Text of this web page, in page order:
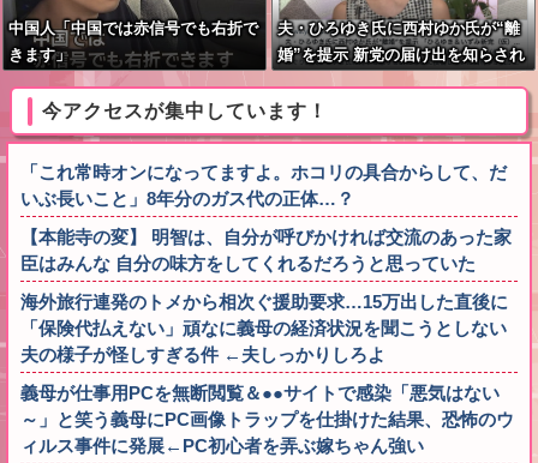
中国人「中国では赤信号でも右折で
きます」
夫・ひろゆき氏に西村ゆか氏が“離
婚”を提示 新党の届け出を知らされ
けるのは無理」
今アクセスが集中しています！
「これ常時オンになってますよ。ホコリの具合からして、だ
いぶ長いこと」8年分のガス代の正体…？
【本能寺の変】 明智は、自分が呼びかければ交流のあった家
臣はみんな 自分の味方をしてくれるだろうと思っていた
海外旅行連発のトメから相次ぐ援助要求…15万出した直後に
「保険代払えない」頑なに義母の経済状況を聞こうとしない
夫の様子が怪しすぎる件 ←夫しっかりしろよ
義母が仕事用PCを無断閲覧＆●●サイトで感染「悪気はない
～」と笑う義母にPC画像トラップを仕掛けた結果、恐怖のウ
ィルス事件に発展←PC初心者を弄ぶ嫁ちゃん強い